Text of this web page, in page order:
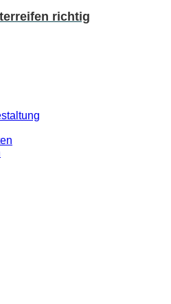
richtig